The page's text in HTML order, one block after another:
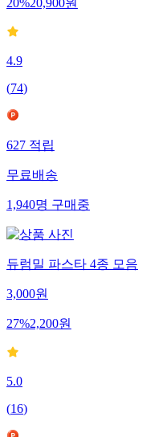
20%20,900원
4.9
(74)
627적립
무료배송
1,940명구매중
듀럼밀 파스타 4종 모음
3,000원
27%2,200원
5.0
(16)